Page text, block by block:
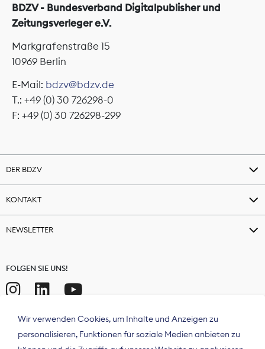
BDZV - Bundesverband Digitalpublisher und
Zeitungsverleger e.V.
Markgrafenstraße 15
10969 Berlin
E-Mail: bdzv@bdzv.de
T.: +49 (0) 30 726298-0
F: +49 (0) 30 726298-299
DER BDZV
KONTAKT
NEWSLETTER
FOLGEN SIE UNS!
Wir verwenden Cookies, um Inhalte und Anzeigen zu
personalisieren, Funktionen für soziale Medien anbieten zu